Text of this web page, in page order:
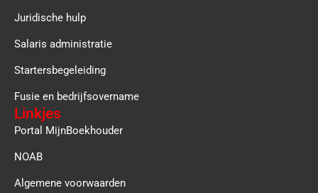
Juridische hulp
Salaris administratie
Startersbegeleiding
Fusie en bedrijfsovername
Linkjes
Portal MijnBoekhouder
NOAB
Algemene voorwaarden